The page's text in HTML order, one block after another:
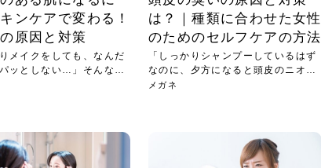
ンケアで変わる！
原因と対策
りメイクをしても、なんだ
ッとしない…」そんな風
は？｜種類に合わせた女性
のためのセルフケアの方法
「しっかりシャンプーしているはず
なのに、夕方になると頭皮のニオイ
が気...
メガネ